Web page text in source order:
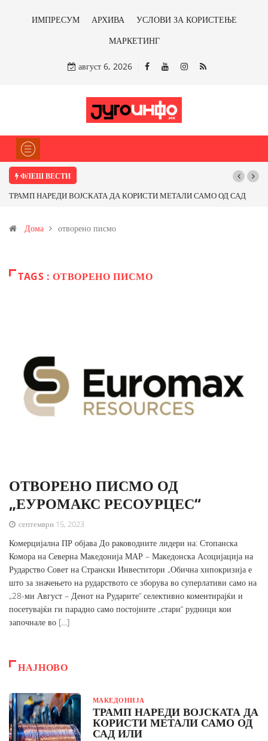
ИМПРЕСУМ АРХИВА
УСЛОВИ ЗА КОРИСТЕЊЕ
МАРКЕТИНГ
август 6, 2026
ФЛЕШ ВЕСТИ
ТРАМП НАРЕДИ ВОЈСКАТА ДА КОРИСТИ МЕТАЛИ САМО ОД САД
Иловица и со антимонот?
Дома отворено писмо
TAGS : ОТВОРЕНО ПИСМО
ОТВОРЕНО ПИСМО ОД
„ЕУРОМАКС РЕСОУРЦЕС“
септември 15, 2023
Комерцијална ПР објава До раководните лидери на: Стопанска
Комора на Северна Македонија МАР – Македонска Асоцијација на
Рударство Совет на Странски Инвеститори „Обична хипокризија е
што за значењето на рударството се зборува во суперлативи само на
„28-ми Август – Денот на Рударите“ селективно коментирајќи и
посетувајќи ги парадно само постојните „стари“ рудници кои
започнале во […]
НАЈНОВО
МАКЕДОНИЈА
ТРАМП НАРЕДИ ВОЈСКАТА ДА
КОРИСТИ МЕТАЛИ САМО ОД
САД ИЛИ